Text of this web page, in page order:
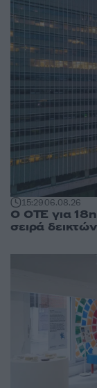
15:2906.08.26
Ο ΟΤΕ για
σειρά